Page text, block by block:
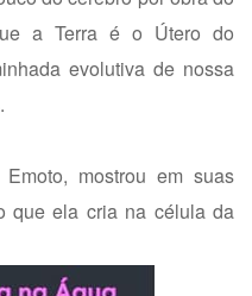
a Terra é o Útero do
evolutiva de nossa
mostrou em suas
que ela cria na célula da